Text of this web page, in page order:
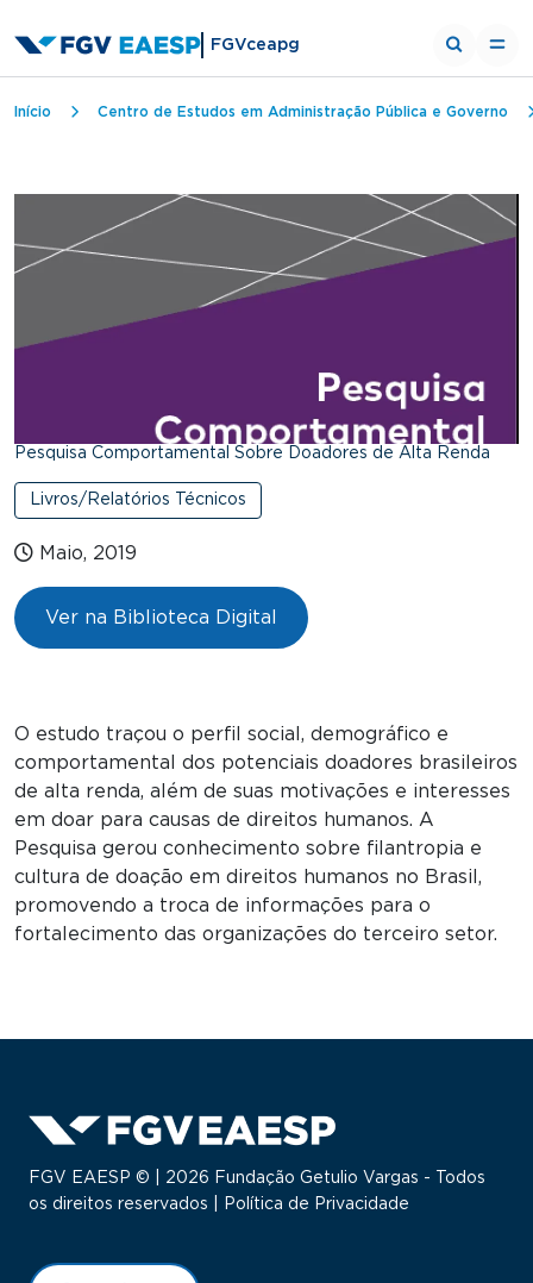
FGVceapg
Trilha de navegação
Início Centro de Estudos em Administração Pública e Governo
Pesquisa Comportamental Sobre Doadores de Alta Renda
Livros/Relatórios Técnicos
Maio, 2019
Ver na Biblioteca Digital
O estudo traçou o perfil social, demográfico e
comportamental dos potenciais doadores brasileiros
de alta renda, além de suas motivações e interesses
em doar para causas de direitos humanos. A
Pesquisa gerou conhecimento sobre filantropia e
cultura de doação em direitos humanos no Brasil,
promovendo a troca de informações para o
fortalecimento das organizações do terceiro setor.
FGV EAESP © | 2026 Fundação Getulio Vargas - Todos
os direitos reservados |
Política de Privacidade